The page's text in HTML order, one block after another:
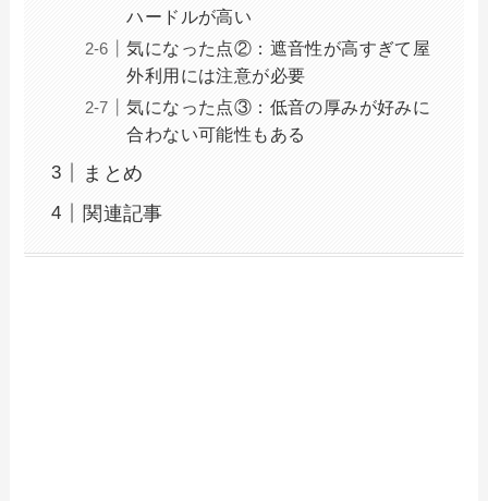
ハードルが高い
気になった点②：遮音性が高すぎて屋
外利用には注意が必要
気になった点③：低音の厚みが好みに
合わない可能性もある
まとめ
関連記事